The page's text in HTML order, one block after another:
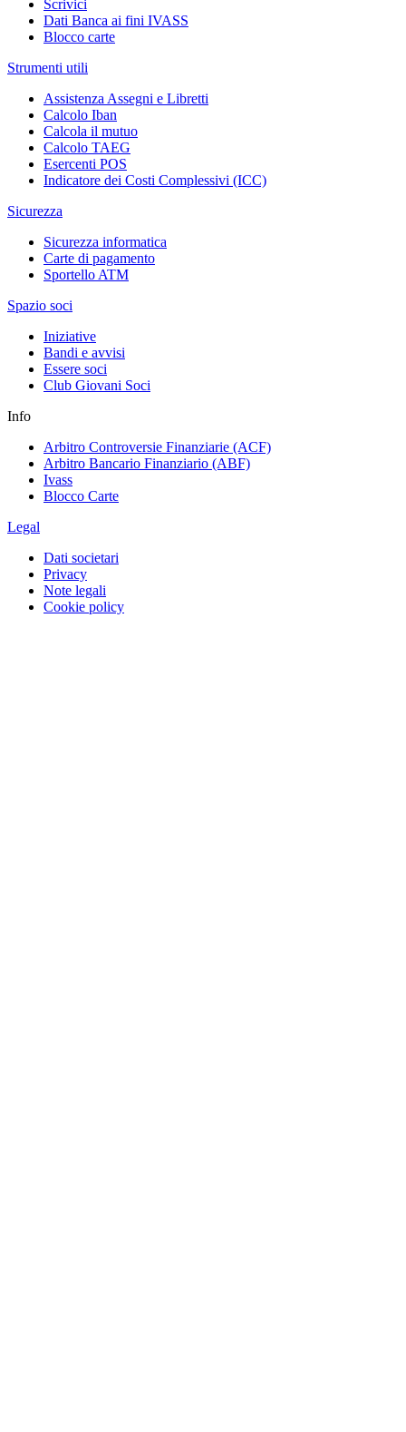
Scrivici
Dati Banca ai fini IVASS
Blocco carte
Strumenti utili
Assistenza Assegni e Libretti
Calcolo Iban
Calcola il mutuo
Calcolo TAEG
Esercenti POS
Indicatore dei Costi Complessivi (ICC)
Sicurezza
Sicurezza informatica
Carte di pagamento
Sportello ATM
Spazio soci
Iniziative
Bandi e avvisi
Essere soci
Club Giovani Soci
Info
Arbitro Controversie Finanziarie (ACF)
Arbitro Bancario Finanziario (ABF)
Ivass
Blocco Carte
Legal
Dati societari
Privacy
Note legali
Cookie policy